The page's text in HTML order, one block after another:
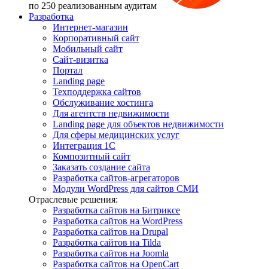
по 250 реализованным аудитам
Разработка
Интернет-магазин
Корпоративный сайт
Мобильный сайт
Сайт-визитка
Портал
Landing page
Техподдержка сайтов
Обслуживание хостинга
Для агентств недвижимости
Landing page для объектов недвижимости
Для сферы медицинских услуг
Интеграция 1С
Композитный сайт
Заказать создание сайта
Разработка сайтов-агрегаторов
Модули WordPress для сайтов СМИ
Отраслевые решения:
Разработка сайтов на Битриксе
Разработка сайтов на WordPress
Разработка сайтов на Drupal
Разработка сайтов на Tilda
Разработка сайтов на Joomla
Разработка сайтов на OpenCart